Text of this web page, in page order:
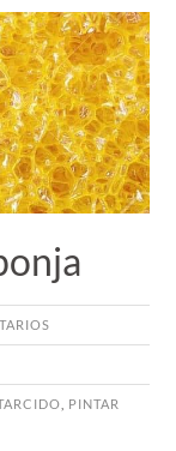
PINTAR